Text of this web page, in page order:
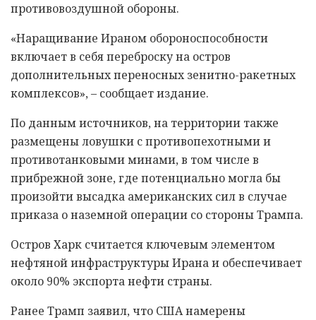
противовоздушной обороны.
«Наращивание Ираном обороноспособности
включает в себя переброску на остров
дополнительных переносных зенитно-ракетных
комплексов», – сообщает издание.
По данным источников, на территории также
размещены ловушки с противопехотными и
противотанковыми минами, в том числе в
прибрежной зоне, где потенциально могла бы
произойти высадка американских сил в случае
приказа о наземной операции со стороны Трампа.
Остров Харк считается ключевым элементом
нефтяной инфраструктуры Ирана и обеспечивает
около 90% экспорта нефти страны.
Ранее Трамп заявил, что США намерены